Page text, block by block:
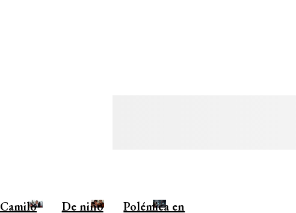
Camilo
De niño
Polémica en